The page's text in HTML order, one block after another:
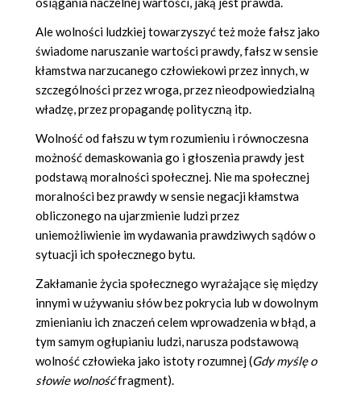
Ale wolności ludzkiej towarzyszyć też może fałsz jako
świadome naruszanie wartości prawdy, fałsz w sensie
kłamstwa narzucanego człowiekowi przez innych, w
szczególności przez wroga, przez nieodpowiedzialną
władzę, przez propagandę polityczną itp.
Wolność od fałszu w tym rozumieniu i równoczesna
możność demaskowania go i głoszenia prawdy jest
podstawą moralności społecznej. Nie ma społecznej
moralności bez prawdy w sensie negacji kłamstwa
obliczonego na ujarzmienie ludzi przez
uniemożliwienie im wydawania prawdziwych sądów o
sytuacji ich społecznego bytu.
Zakłamanie życia społecznego wyrażające się między
innymi w używaniu słów bez pokrycia lub w dowolnym
zmienianiu ich znaczeń celem wprowadzenia w błąd, a
tym samym ogłupianiu ludzi, narusza podstawową
wolność człowieka jako istoty rozumnej (Gdy myślę o
słowie wolnośćfragment).